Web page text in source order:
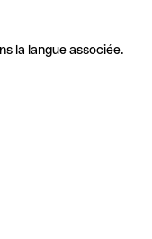
la langue associée.